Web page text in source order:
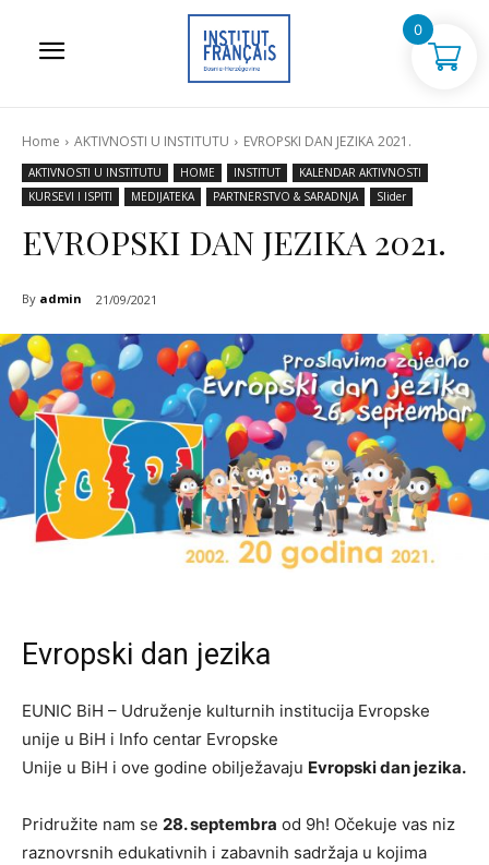
Home AKTIVNOSTI U INSTITUTU EVROPSKI DAN JEZIKA 2021.
AKTIVNOSTI U INSTITUTU HOME INSTITUT
KALENDAR AKTIVNOSTI
KURSEVI I ISPITI
MEDIJATEKA PARTNERSTVO & SARADNJA Slider
EVROPSKI DAN JEZIKA 2021.
By admin 21/09/2021
Evropski dan jezika
EUNIC BiH – Udruženje kulturnih institucija Evropske
unije u BiH i Info centar Evropske
Unije u BiH i ove godine obilježavaju Evropski dan jezika.
Pridružite nam se 28. septembra od 9h! Očekuje vas niz
raznovrsnih edukativnih i zabavnih sadržaja u kojima
0